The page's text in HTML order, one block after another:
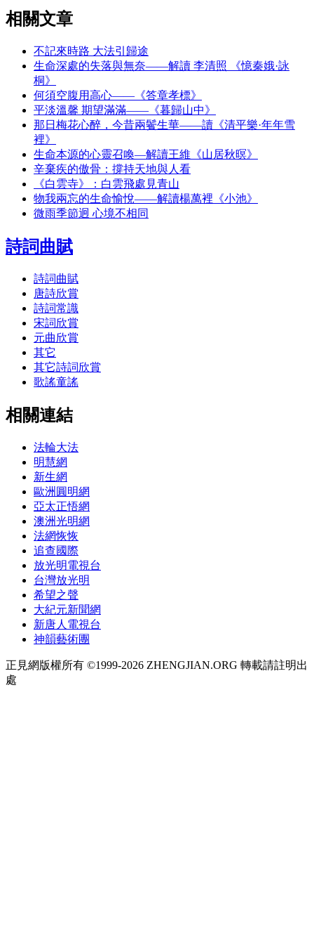
相關文章
不記來時路 大法引歸途
生命深處的失落與無奈——解讀 李清照 《憶秦娥·詠
桐》
何須空腹用高心——《答章孝標》
平淡溫馨 期望滿滿——《暮歸山中》
那日梅花心醉，今昔兩鬢生華——讀《清平樂·年年雪
裡》
生命本源的心靈召喚—解讀王維《山居秋暝》
辛棄疾的傲骨：撐持天地與人看
《白雲寺》：白雲飛處見青山
物我兩忘的生命愉悅——解讀楊萬裡《小池》
微雨季節迥 心境不相同
詩詞曲賦
詩詞曲賦
唐詩欣賞
詩詞常識
宋詞欣賞
元曲欣賞
其它
其它詩詞欣賞
歌謠童謠
相關連結
法輪大法
明慧網
新生網
歐洲圓明網
亞太正悟網
澳洲光明網
法網恢恢
追查國際
放光明電視台
台灣放光明
希望之聲
大紀元新聞網
新唐人電視台
神韻藝術團
正見網版權所有 ©1999-2026 ZHENGJIAN.ORG 轉載請註明出
處